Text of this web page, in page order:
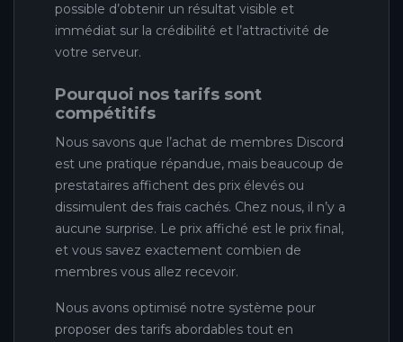
possible d’obtenir un résultat visible et
immédiat sur la crédibilité et l’attractivité de
votre serveur.
Pourquoi nos tarifs sont
compétitifs
Nous savons que l’achat de membres Discord
est une pratique répandue, mais beaucoup de
prestataires affichent des prix élevés ou
dissimulent des frais cachés. Chez nous, il n’y a
aucune surprise. Le prix affiché est le prix final,
et vous savez exactement combien de
membres vous allez recevoir.
Nous avons optimisé notre système pour
proposer des tarifs abordables tout en